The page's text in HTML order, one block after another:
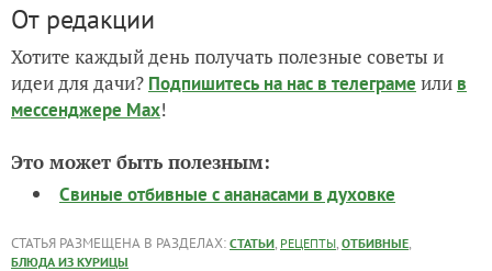
От редакции
Хотите каждый день получать полезные советы и
идеи для дачи? Подпишитесь на нас в телеграме или в
мессенджере Max!
Это может быть полезным:
Свиные отбивные с ананасами в духовке
СТАТЬЯ РАЗМЕЩЕНА В РАЗДЕЛАХ: СТАТЬИ, РЕЦЕПТЫ, ОТБИВНЫЕ,
БЛЮДА ИЗ КУРИЦЫ